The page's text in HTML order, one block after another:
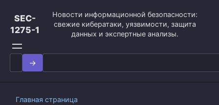
контенту
SEC-
1275-1
Новости информационной безопасности:
свежие кибератаки, уязвимости, защита
данных и экспертные анализы.
Search
for:
Главная страница